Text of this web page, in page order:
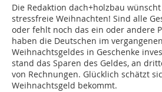
Die Redaktion dach+holzbau
stressfreie Weihnachten! Sind alle
oder fehlt noch das ein oder andere
haben die Deutschen im
Weihnachtsgeldes in Geschenke
stand das Sparen des Geldes, an
von Rechnungen. Glücklich schätzt
Weihnachtsgeld bekommt.